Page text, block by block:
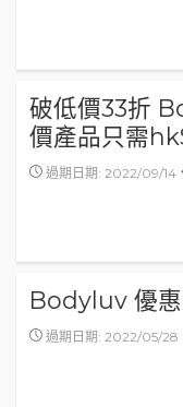
破低價33折
價產品只需
過期日期: 2022/09/14
Bodyluv 優
過期日期: 2022/05/28